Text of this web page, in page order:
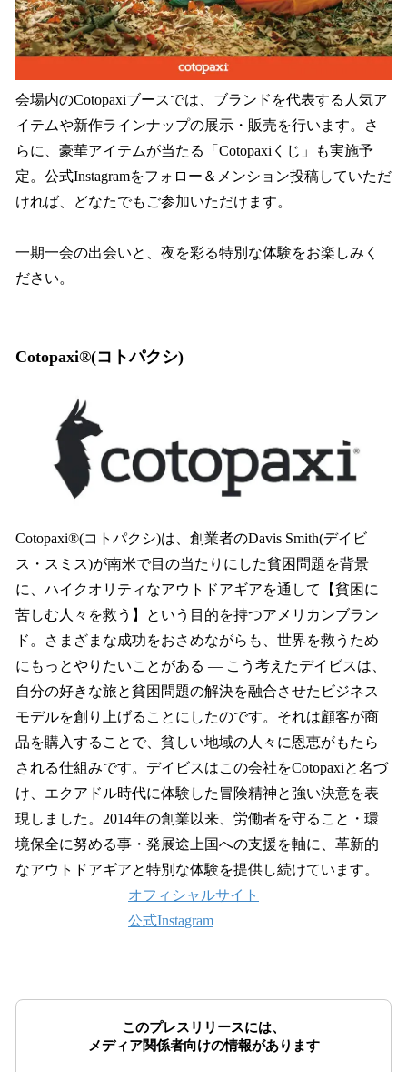
会場内のCotopaxiブースでは、ブランドを代表する人気ア
イテムや新作ラインナップの展示・販売を行います。さ
らに、豪華アイテムが当たる「Cotopaxiくじ」も実施予
定。公式Instagramをフォロー＆メンション投稿していただ
ければ、どなたでもご参加いただけます。
一期一会の出会いと、夜を彩る特別な体験をお楽しみく
ださい。
Cotopaxi®(コトパクシ)
Cotopaxi®(コトパクシ)は、創業者のDavis Smith(デイビ
ス・スミス)が南米で目の当たりにした貧困問題を背景
に、ハイクオリティなアウトドアギアを通して【貧困に
苦しむ人々を救う】という目的を持つアメリカンブラン
ド。さまざまな成功をおさめながらも、世界を救うため
にもっとやりたいことがある ― こう考えたデイビスは、
自分の好きな旅と貧困問題の解決を融合させたビジネス
モデルを創り上げることにしたのです。それは顧客が商
品を購入することで、貧しい地域の人々に恩恵がもたら
される仕組みです。デイビスはこの会社をCotopaxiと名づ
け、エクアドル時代に体験した冒険精神と強い決意を表
現しました。2014年の創業以来、労働者を守ること・環
境保全に努める事・発展途上国への支援を軸に、革新的
なアウトドアギアと特別な体験を提供し続けています。
オフィシャルサイト
公式Instagram
このプレスリリースには、
メディア関係者向けの情報があります